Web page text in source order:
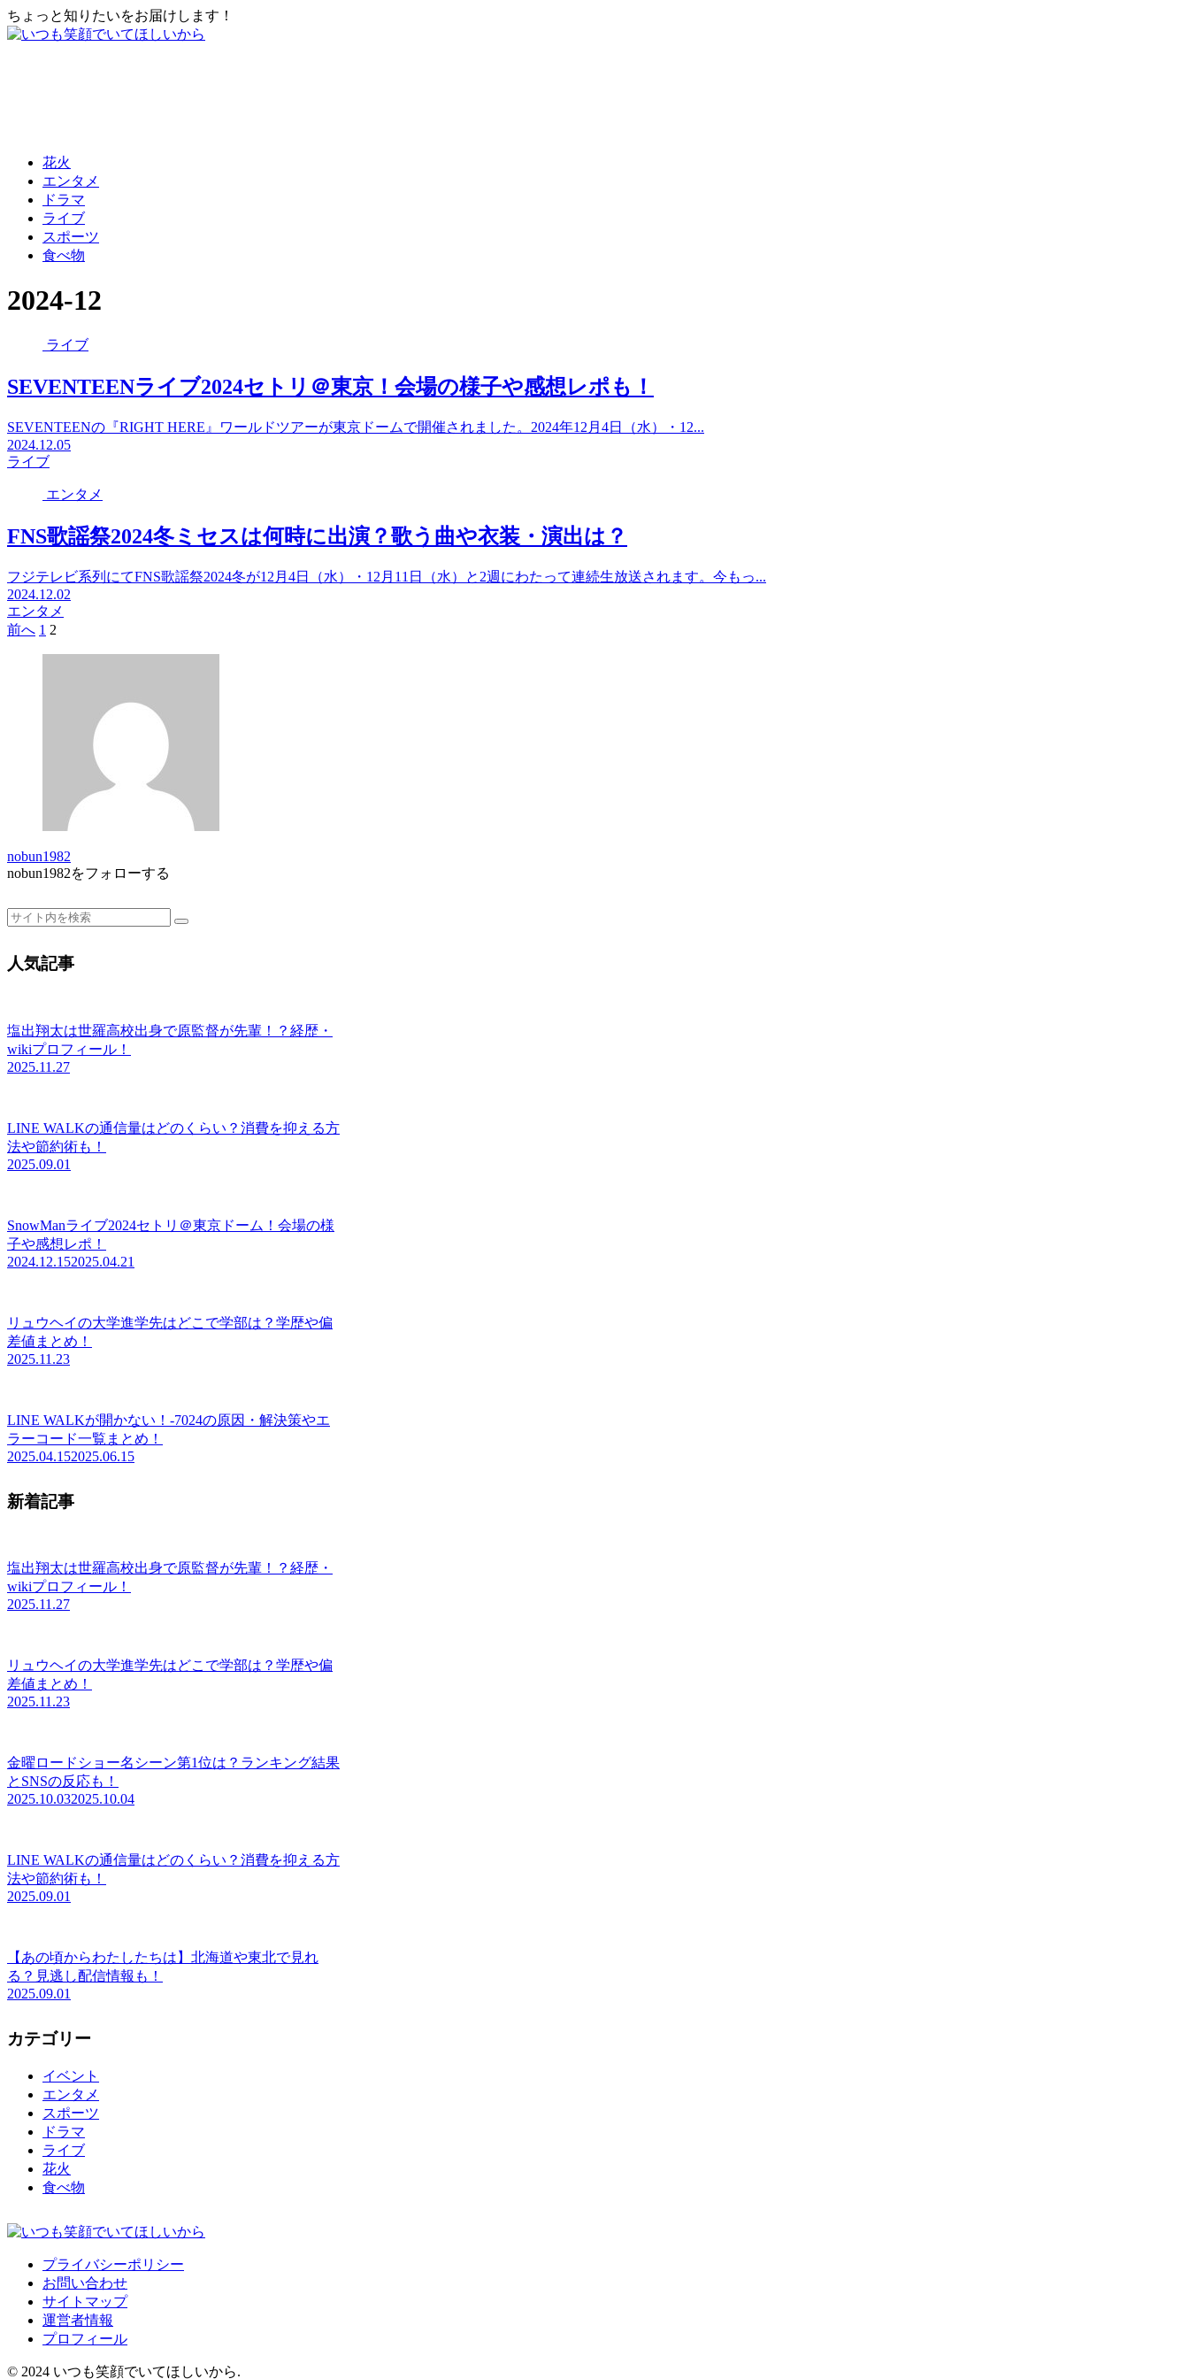
ちょっと知りたいをお届けします！
花火
エンタメ
ドラマ
ライブ
スポーツ
食べ物
2024-12
ライブ
SEVENTEENライブ2024セトリ＠東京！会場の様子や感想レポも！
SEVENTEENの『RIGHT HERE』ワールドツアーが東京ドームで開催されました。2024年12月4日（水）・12...
2024.12.05
ライブ
エンタメ
FNS歌謡祭2024冬ミセスは何時に出演？歌う曲や衣装・演出は？
フジテレビ系列にてFNS歌謡祭2024冬が12月4日（水）・12月11日（水）と2週にわたって連続生放送されます。今もっ...
2024.12.02
エンタメ
前へ 1 2
nobun1982
nobun1982をフォローする
人気記事
塩出翔太は世羅高校出身で原監督が先輩！？経歴・
wikiプロフィール！
2025.11.27
LINE WALKの通信量はどのくらい？消費を抑える方
法や節約術も！
2025.09.01
SnowManライブ2024セトリ＠東京ドーム！会場の様
子や感想レポ！
2024.12.152025.04.21
リュウヘイの大学進学先はどこで学部は？学歴や偏
差値まとめ！
2025.11.23
LINE WALKが開かない！-7024の原因・解決策やエ
ラーコード一覧まとめ！
2025.04.152025.06.15
新着記事
塩出翔太は世羅高校出身で原監督が先輩！？経歴・
wikiプロフィール！
2025.11.27
リュウヘイの大学進学先はどこで学部は？学歴や偏
差値まとめ！
2025.11.23
金曜ロードショー名シーン第1位は？ランキング結果
とSNSの反応も！
2025.10.032025.10.04
LINE WALKの通信量はどのくらい？消費を抑える方
法や節約術も！
2025.09.01
【あの頃からわたしたちは】北海道や東北で見れ
る？見逃し配信情報も！
2025.09.01
カテゴリー
イベント
エンタメ
スポーツ
ドラマ
ライブ
花火
食べ物
プライバシーポリシー
お問い合わせ
サイトマップ
運営者情報
プロフィール
© 2024 いつも笑顔でいてほしいから.